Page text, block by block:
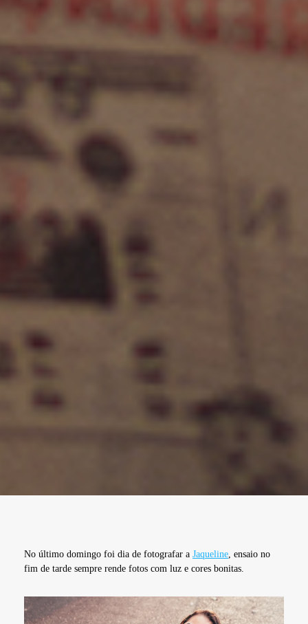
No último domingo foi dia de fotografar a Jaqueline, ensaio no
fim de tarde sempre rende fotos com luz e cores bonitas.